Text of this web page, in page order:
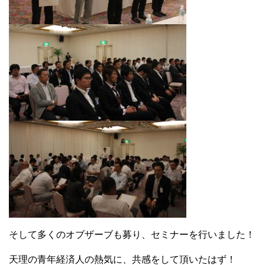
そして多くのオブザーブも募り、セミナーを行いました！
天理の青年経済人の熱気に、共感をして頂いたはず！